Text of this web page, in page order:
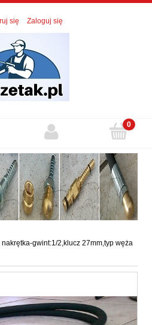
się Zaloguj się
gwint:1/2,klucz 27mm,typ węża